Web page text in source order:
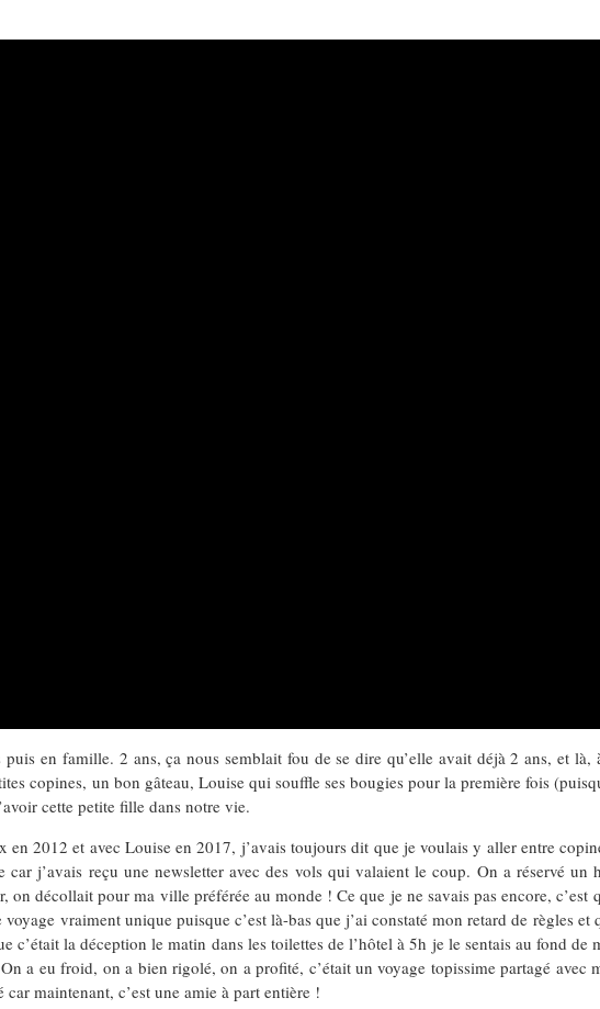
en famille. 2 ans, ça nous semblait fou de se dire qu’elle avait déjà 2 ans, et là,
copines, un bon gâteau, Louise qui souffle ses bougies pour la première fois
cette petite fille dans notre vie.
en 2012 et avec Louise en 2017, j’avais toujours dit que je voulais y aller entre
j’avais reçu une newsletter avec des vols qui valaient le coup. On a réservé un
décollait pour ma ville préférée au monde ! Ce que je ne savais pas encore, c’est
vraiment unique puisque c’est là-bas que j’ai constaté mon retard de règles et
c’était la déception le matin dans les toilettes de l’hôtel à 5h je le sentais au fond de
a eu froid, on a bien rigolé, on a profité, c’était un voyage topissime partagé avec
maintenant, c’est une amie à part entière !